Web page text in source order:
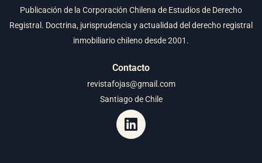
Publicación de la Corporación Chilena de Estudios de Derecho
Registral. Doctrina, jurisprudencia y actualidad del derecho registral
inmobiliario chileno desde 2001.
Contacto
revistafojas@gmail.com
Santiago de Chile